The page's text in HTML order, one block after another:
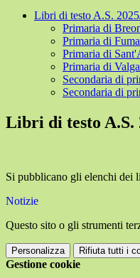
Libri di testo A.S.
Primaria di
Primaria di
Primaria di
Primaria di
Secondaria di
Secondaria di
Libri di testo A.S.
Si pubblicano gli elenchi dei
Notizie
Questo sito o gli strumenti
Personalizza Rifiuta tutti i
Gestione cookie